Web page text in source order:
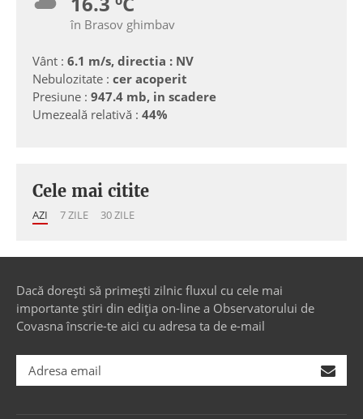
în Brasov ghimbav
Vânt : 6.1 m/s, directia : NV
Nebulozitate : cer acoperit
Presiune : 947.4 mb, in scadere
Umezeală relativă : 44%
Cele mai citite
AZI 7 ZILE 30 ZILE
Dacă dorești să primești zilnic fluxul cu cele mai
importante știri din ediția on-line a Observatorului de
Covasna înscrie-te aici cu adresa ta de e-mail